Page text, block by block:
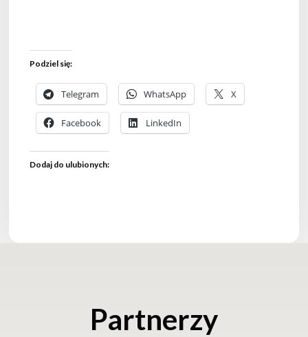
Podziel się:
Telegram WhatsApp X
Facebook LinkedIn
Dodaj do ulubionych:
Partnerzy